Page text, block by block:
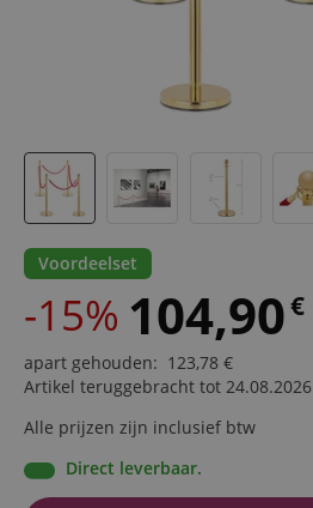
Voordeelset
-15% 104,90€
apart gehouden: 123,78 €
Artikel teruggebracht tot 24.08.2026
Alle prijzen zijn inclusief btw
Direct leverbaar.